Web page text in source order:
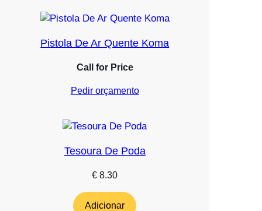
Pistola De Ar Quente Koma
Call for Price
Pedir orçamento
Tesoura De Poda
€ 8.30
Adicionar